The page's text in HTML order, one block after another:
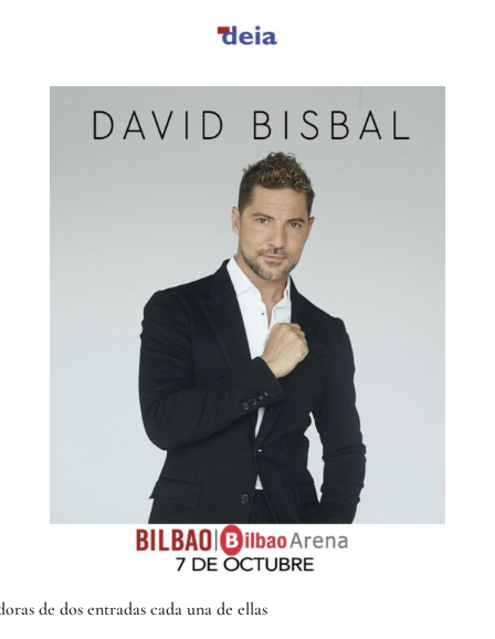
de dos entradas cada una de ellas